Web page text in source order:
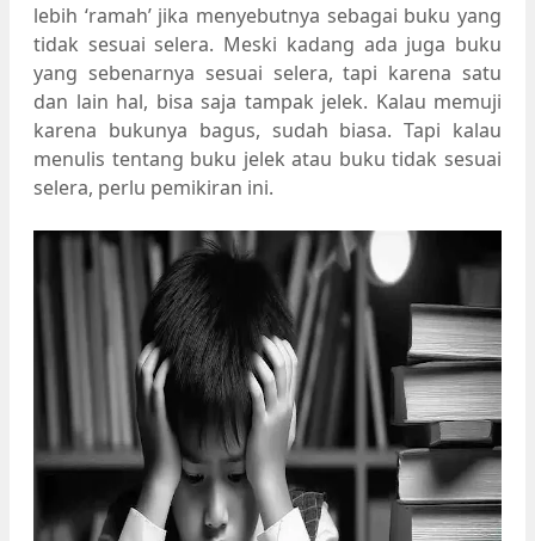
lebih ‘ramah’ jika menyebutnya sebagai buku yang
tidak sesuai selera. Meski kadang ada juga buku
yang sebenarnya sesuai selera, tapi karena satu
dan lain hal, bisa saja tampak jelek. Kalau memuji
karena bukunya bagus, sudah biasa. Tapi kalau
menulis tentang buku jelek atau buku tidak sesuai
selera, perlu pemikiran ini.